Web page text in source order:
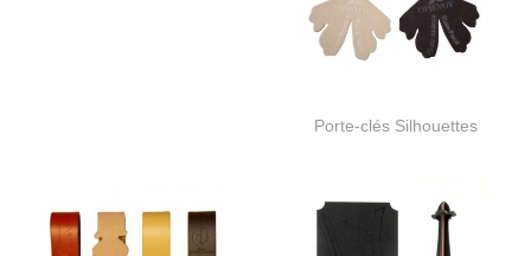
Porte-clés Silhouettes